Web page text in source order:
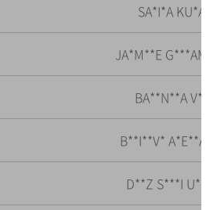
SA*I*A KU*A*I
JA*M**E G***AM
BA**N**A V*RA
B**I**V*
D**Z S***I